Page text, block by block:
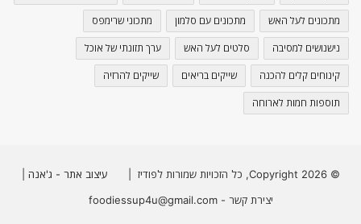
מתכונים לעל האש מתכונים עם סלמון מתכוני שרימפס
נישנושים למסיבה סלטים לעל האש ערך תזונתי של אוכל
קינוחים קלים להכנה שייקים בריאים שייקים להרזיה
תוספות חמות לארוחה
© Copyright 2026, כל הזכויות שמורות לפודיז | עיצוב אתר - ג'אנה
יצירת קשר - foodiessup4u@gmail.com